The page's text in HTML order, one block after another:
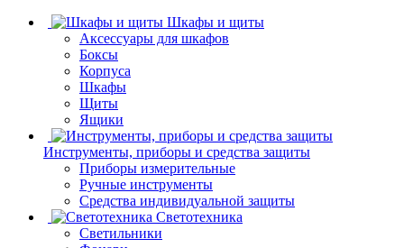
Шкафы и щиты
Аксессуары для шкафов
Боксы
Корпуса
Шкафы
Щиты
Ящики
Инструменты, приборы и средства защиты
Приборы измерительные
Ручные инструменты
Средства индивидуальной защиты
Светотехника
Светильники